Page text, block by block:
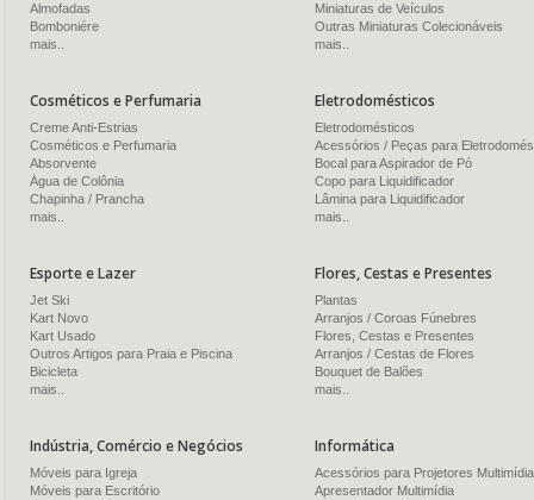
Almofadas
Bomboniére
mais..
Miniaturas de Veículos
Outras Miniaturas Colecionáveis
mais..
Cosméticos e Perfumaria
Creme Anti-Estrias
Cosméticos e Perfumaria
Absorvente
Água de Colônia
Chapinha / Prancha
mais..
Eletrodomésticos
Eletrodomésticos
Acessórios / Peças para
Bocal para Aspirador de Pó
Copo para Liquidificador
Lâmina para Liquidificador
mais..
Esporte e Lazer
Jet Ski
Kart Novo
Kart Usado
Outros Artigos para Praia e Piscina
Bicicleta
mais..
Flores, Cestas e Presentes
Plantas
Arranjos / Coroas Fúnebres
Flores, Cestas e Presentes
Arranjos / Cestas de Flores
Bouquet de Balões
mais..
Indústria, Comércio e Negócios
Móveis para Igreja
Móveis para Escritório
Informática
Acessórios para Projetores Multimídia
Apresentador Multimídia